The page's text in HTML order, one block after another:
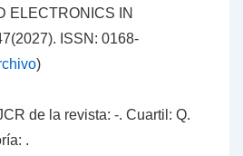
ELECTRONICS IN
ISSN: 0168-
)
de la revista: -. Cuartil: Q.
.